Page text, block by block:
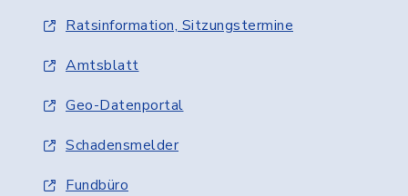
Ratsinformation, Sitzungstermine
Amtsblatt
Geo-Datenportal
Schadensmelder
Fundbüro